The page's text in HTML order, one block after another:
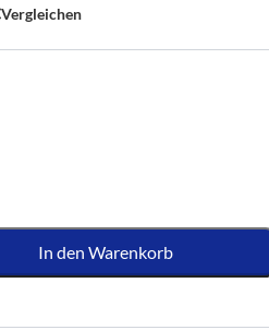
Vergleichen
In den Warenkorb